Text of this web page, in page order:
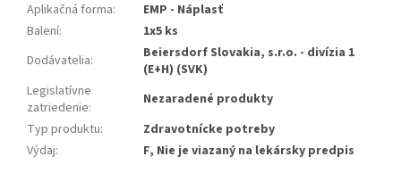
Aplikačná forma:
EMP - Náplasť
Balení:
1x5 ks
Dodávatelia:
Beiersdorf Slovakia, s.r.o. - divízia 1
(E+H) (SVK)
Legislatívne
zatriedenie:
Nezaradené produkty
Typ produktu:
Zdravotnícke potreby
Výdaj: F, Nie je viazaný na lekársky predpis